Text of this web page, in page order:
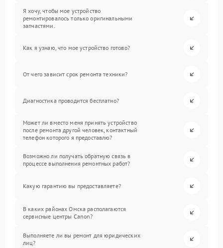
Я хочу, чтобы мое устройство
ремонтировалось только оригинальными
запчастями.
Как я узнаю, что мое устройство готово?
От чего зависит срок ремонта техники?
Диагностика проводится бесплатно?
Может ли вместо меня принять устройство
после ремонта другой человек, контактный
телефон которого я предоставлю?
Возможно ли получать обратную связь в
процессе выполнения ремонтных работ?
Какую гарантию вы предоставляете?
В каких районах Омска располагаются
сервисные центры Canon?
Выполняете ли вы ремонт для юридических
лиц?